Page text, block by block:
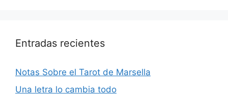
Entradas recientes
Notas Sobre el Tarot de Marsella
Una letra lo cambia todo